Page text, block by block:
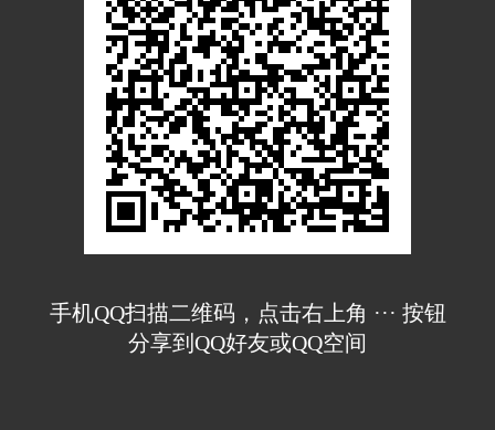
手机QQ扫描二维码，点击右上角 ··· 按钮
分享到QQ好友或QQ空间